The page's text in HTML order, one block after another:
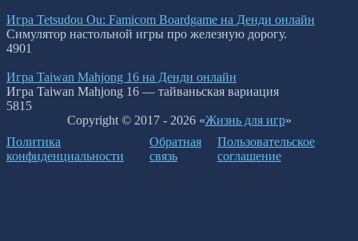
Игра Tetsudou Ou: Famicom Boardgame на Денди онлайн
Симулятор настольной игры про железную дорогу.
4901
Игра Taiwan Mahjong 16 на Денди онлайн
Игра Taiwan Mahjong 16 — тайваньская вариация
5815
Copyright © 2017 - 2026 «Жизнь для игр»
Политика
конфиденциальности
Обратная
связь
Пользовательское
соглашение